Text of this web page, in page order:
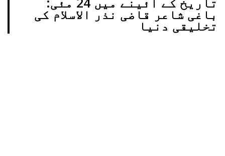
باغی شاعر قاضی نذر الاسلام کی
تخلیقی دنیا